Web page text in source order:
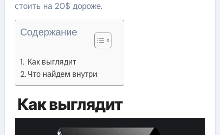
стоить на 20$ дороже.
Содержание
Как выглядит
Что найдем внутри
Как выглядит